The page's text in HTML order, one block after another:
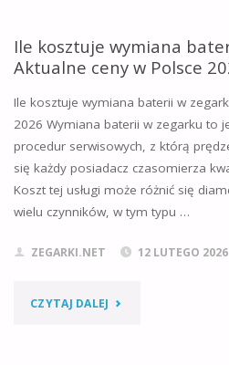
SIĘ
NA
LEWEJ
RĘCE?
ODPOWIADAMY,
SKĄD
Ile kosztuje wymiana
Aktualne ceny w Polsce
Ile kosztuje wymiana baterii w
2026 Wymiana baterii w zegarku to
procedur serwisowych, z którą
się każdy posiadacz czasomierza
Koszt tej usługi może różnić się
wielu czynników, w tym typu …
ZEGARKI.NET 12 LUTEGO 2026
CZYTAJ DALEJ "ILE